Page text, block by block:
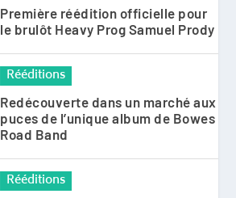
Première réédition officielle pour
le brulôt Heavy Prog Samuel Prody
Rééditions
Redécouverte dans un marché aux
puces de l’unique album de Bowes
Road Band
Rééditions